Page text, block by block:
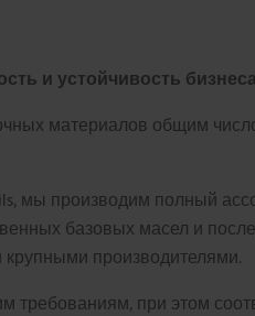
и устойчивость
материалов общим
мы производим полный
базовых масел и
производителями.
требованиям, при этом